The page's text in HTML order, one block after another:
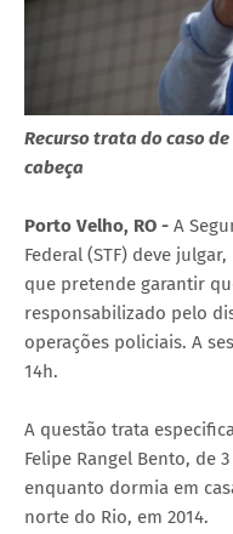
Recurso trata do caso
cabeça
Porto Velho, RO - A
Federal (STF) deve
que pretende garantir
responsabilizado pelo
operações policiais. A
14h.
A questão trata
Felipe Rangel Bento, de
enquanto dormia em
norte do Rio, em 2014.